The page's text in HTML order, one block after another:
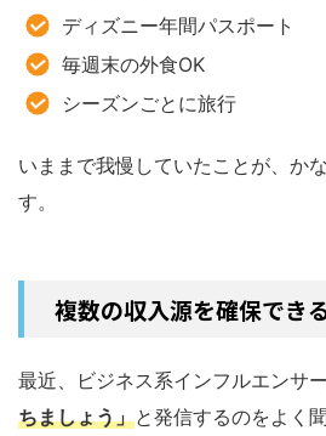
ディズニー年間パスポート
毎週末の外食OK
シーズンごとに旅行
いままで我慢していたことが、か
す。
複数の収入源を確保でき
最近、ビジネス系インフルエンサ
ちましょう」と発信するのをよく